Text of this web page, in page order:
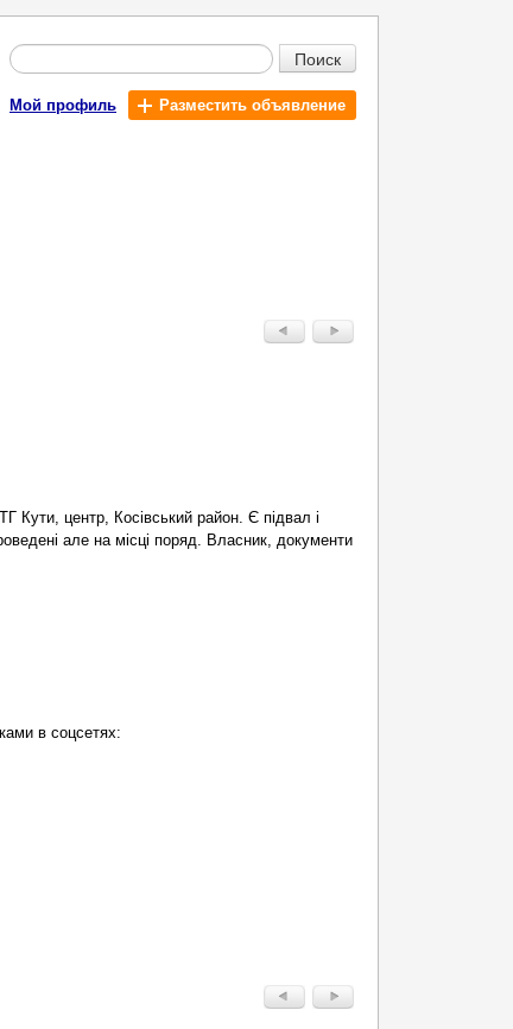
Поиск
Мой профиль Разместить объявление
Кути, центр, Косівський район. Є підвал і
але на місці поряд. Власник, документи
в соцсетях: